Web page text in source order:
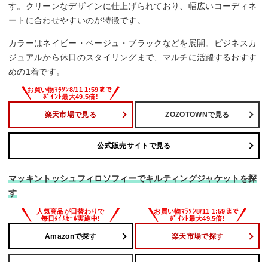
す。クリーンなデザインに仕上げられており、幅広いコーディネ
ートに合わせやすいのが特徴です。
カラーはネイビー・ベージュ・ブラックなどを展開。ビジネスカ
ジュアルから休日のスタイリングまで、マルチに活躍するおすす
めの1着です。
楽天市場で見る ZOZOTOWNで見る
公式販売サイトで見る
マッキントッシュフィロソフィーでキルティングジャケットを探
す
Amazonで探す 楽天市場で探す